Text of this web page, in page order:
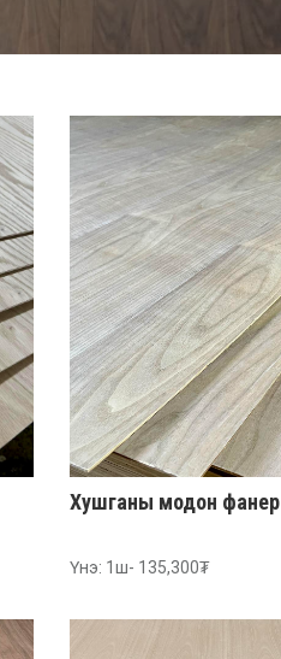
Хушганы модон фанер
Үнэ: 1ш- 135,300₮